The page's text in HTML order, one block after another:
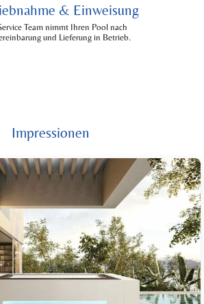
& Einweisung
Team nimmt Ihren Pool nach
und Lieferung in Betrieb.
Impressionen